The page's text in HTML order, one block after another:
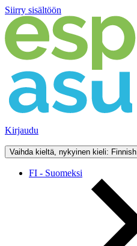
Siirry sisältöön
Kirjaudu
Vaihda kieltä, nykyinen kieli: Finnish
FI - Suomeksi